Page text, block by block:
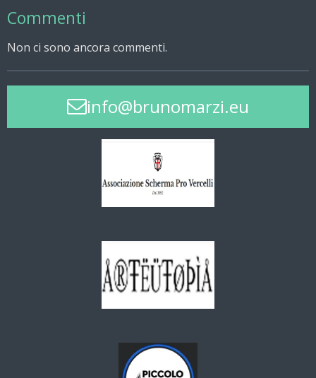
Commenti
Non ci sono ancora commenti.
info@brunomarzi.eu